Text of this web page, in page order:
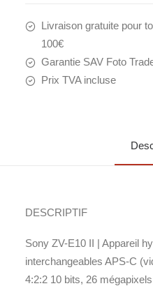
Livraison gratuite pour
100€
Garantie SAV Foto
Prix TVA incluse
DESCRIPTIF
Sony ZV-E10 II | Appareil
interchangeables APS-C
4:2:2 10 bits, 26